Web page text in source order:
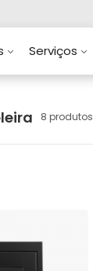
Serviços
8 produtos